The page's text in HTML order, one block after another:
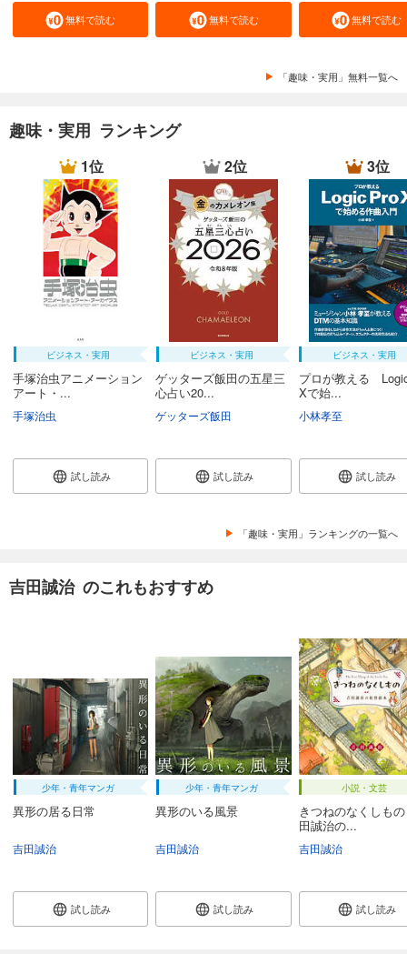
無料で読む 無料で読む 無料で読む
「趣味・実用」無料一覧へ
趣味・実用 ランキング
1位
ビジネス・実用
手塚治虫アニメーション
アート・...
手塚治虫
試し読み
2位
ビジネス・実用
ゲッターズ飯田の五星三
心占い20...
ゲッターズ飯田
試し読み
3位
ビジネス・実用
プロが教える
Xで始...
小林孝至
試し読み
「趣味・実用」ランキングの一覧へ
吉田誠治 のこれもおすすめ
少年・青年マンガ
異形の居る日常
吉田誠治
試し読み
少年・青年マンガ
異形のいる風景
吉田誠治
試し読み
小説・文芸
きつねのなくしも
田誠治の...
吉田誠治
試し読み